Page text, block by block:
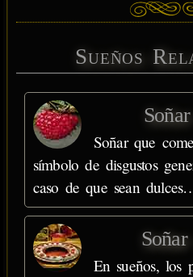
Sueños
Soñar que
símbolo de disgustos
caso de que sean
En sueños, los